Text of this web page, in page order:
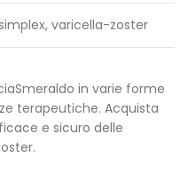
varicella-zoster
in varie forme
terapeutiche. Acquista
e sicuro delle